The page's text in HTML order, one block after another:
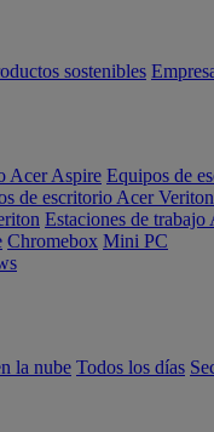
sostenibles
Acer Aspire Equipos de
de escritorio Acer
Estaciones de trabajo
Chromebox Mini PC
la nube Todos los días